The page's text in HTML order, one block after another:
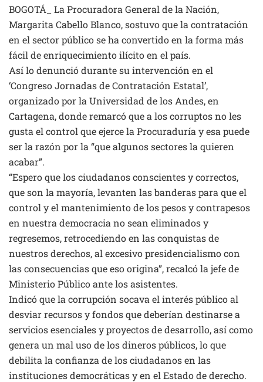
BOGOTÁ_ La Procuradora General de la Nación,
Margarita Cabello Blanco, sostuvo que la contratación
en el sector público se ha convertido en la forma más
fácil de enriquecimiento ilícito en el país.
Así lo denunció durante su intervención en el
‘Congreso Jornadas de Contratación Estatal’,
organizado por la Universidad de los Andes, en
Cartagena, donde remarcó que a los corruptos no les
gusta el control que ejerce la Procuraduría y esa puede
ser la razón por la “que algunos sectores la quieren
acabar”.
“Espero que los ciudadanos conscientes y correctos,
que son la mayoría, levanten las banderas para que el
control y el mantenimiento de los pesos y contrapesos
en nuestra democracia no sean eliminados y
regresemos, retrocediendo en las conquistas de
nuestros derechos, al excesivo presidencialismo con
las consecuencias que eso origina”, recalcó la jefe de
Ministerio Público ante los asistentes.
Indicó que la corrupción socava el interés público al
desviar recursos y fondos que deberían destinarse a
servicios esenciales y proyectos de desarrollo, así como
genera un mal uso de los dineros públicos, lo que
debilita la confianza de los ciudadanos en las
instituciones democráticas y en el Estado de derecho.